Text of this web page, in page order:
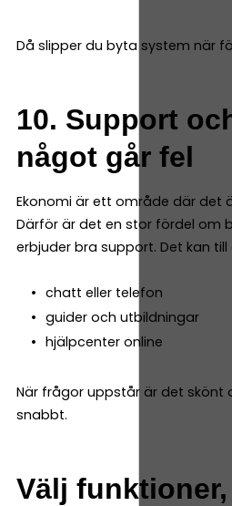
Då slipper du byta system när
10. Support
något går fel
Ekonomi är ett område där det
Därför är det en stor fördel om
erbjuder bra support. Det kan till
chatt eller telefon
guider och utbildningar
hjälpcenter online
När frågor uppstår är det skönt
snabbt.
Välj